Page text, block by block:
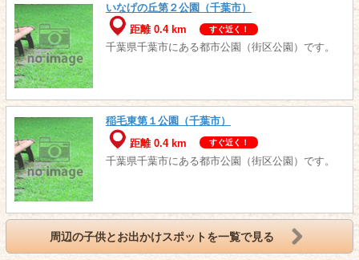
いなげの丘第２公園（千葉市）
距離 0.4 km
すぐ近く！
千葉県千葉市にある都市公園（街区公園）です。
稲毛東第１公園（千葉市）
距離 0.4 km
すぐ近く！
千葉県千葉市にある都市公園（街区公園）です。
周辺の子供とお出かけスポットを一覧で見る